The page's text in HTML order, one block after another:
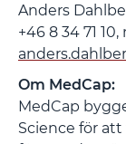
Anders
+46 8 34 71
Om MedCap:
MedCap
Science för